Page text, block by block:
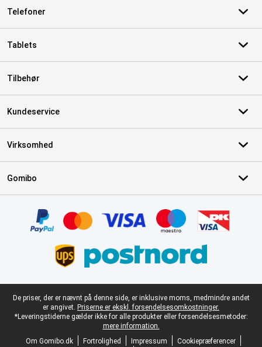
Telefoner
Tablets
Tilbehør
Kundeservice
Virksomhed
Gomibo
Juridisk fodtekst
De priser, der er nævnt på denne side, er inklusive moms, medmindre andet
er angivet. Priserne er ekskl. forsendelsesomkostninger.
*Leveringstiderne gælder ikke for alle produkter eller forsendelsesmetoder:
mere information.
Om Gomibo.dk
Fortrolighed Impressum
Cookiepræferencer